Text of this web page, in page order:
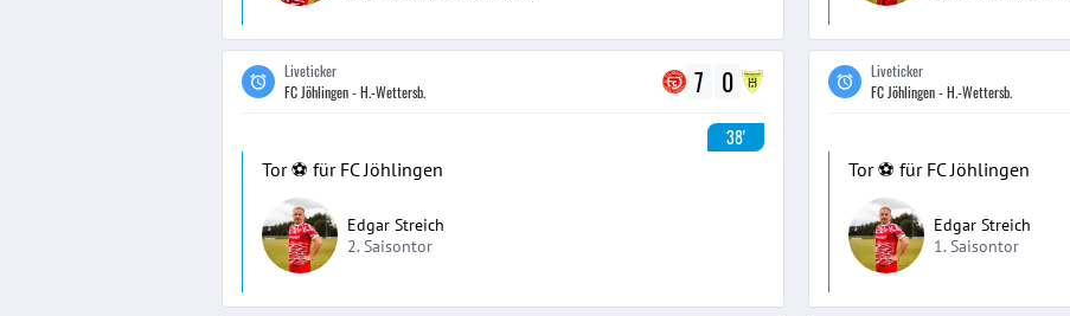
Liveticker
FC Jöhlingen - H.-Wettersb.
7 0
38'
Tor ⚽️ für FC Jöhlingen
Edgar Streich
2. Saisontor
Liveticker
FC Jöhlingen - H.-Wettersb.
Tor ⚽️ für FC Jöhlingen
Edgar Streich
1. Saisontor